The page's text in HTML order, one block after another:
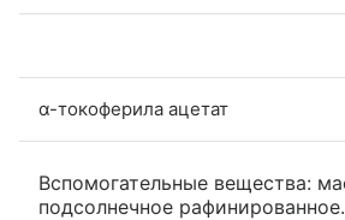
α-токоферила ацетат
Вспомогательные вещества:
подсолнечное рафинированное.